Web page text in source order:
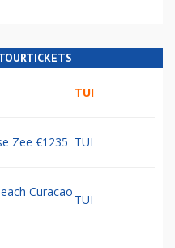
TUI
Zee €1235 TUI
Curacao
TUI